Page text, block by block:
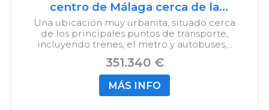
centro de Málaga cerca de la
estación de tren y de la playa
Una ubicación muy urbanita, situado cerca
de los principales puntos de transporte,
incluyendo trenes, el metro y autobuses,…
351.340 €
MÁS INFO